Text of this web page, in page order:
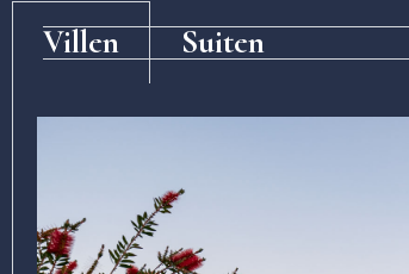
Villen Suiten